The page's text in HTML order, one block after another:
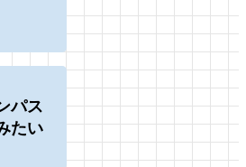
パス
たい